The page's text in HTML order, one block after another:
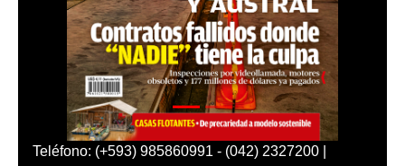
Teléfono: (+593) 985860991 - (042) 2327200 |